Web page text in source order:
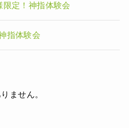
定！神指体験会
指体験会
ません。